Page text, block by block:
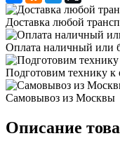
Доставка любой
Оплата наличный или
Подготовим технику к
Самовывоз из Москвы
Описание